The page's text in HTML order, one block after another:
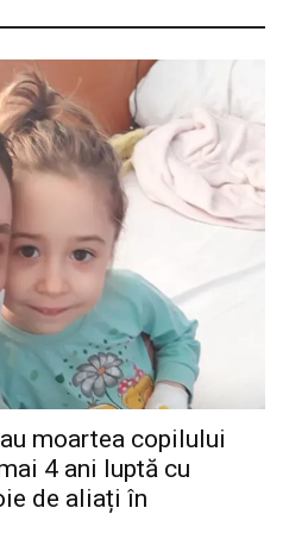
moartea copilului
4 ani luptă cu
de aliați în